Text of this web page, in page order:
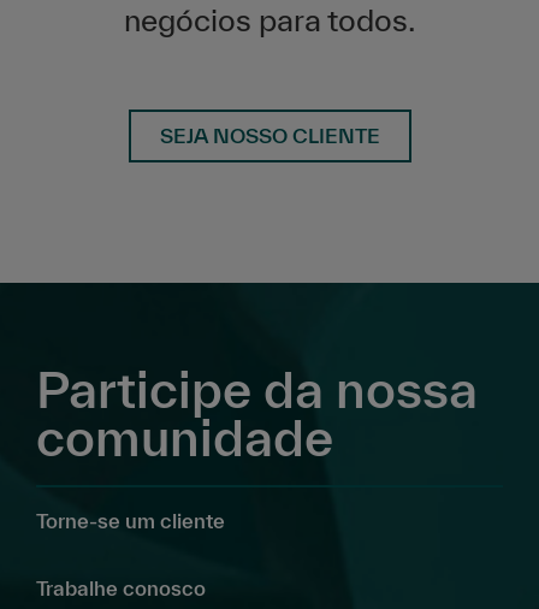
negócios para todos.
SEJA NOSSO CLIENTE
Participe da nossa
comunidade
Torne-se um cliente
Trabalhe conosco